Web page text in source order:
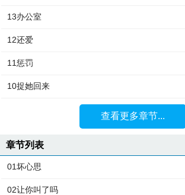
13办公室
12还爱
11惩罚
10捉她回来
查看更多章节...
章节列表
01坏心思
02让你叫了吗